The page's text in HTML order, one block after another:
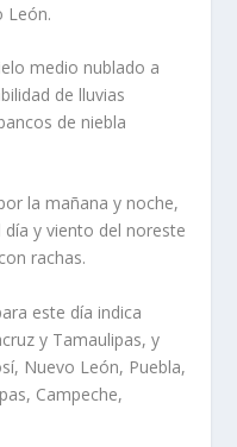
León.
medio nublado a
de lluvias
de niebla
la mañana y noche,
y viento del noreste
rachas.
este día indica
y Tamaulipas, y
Nuevo León, Puebla,
Campeche,